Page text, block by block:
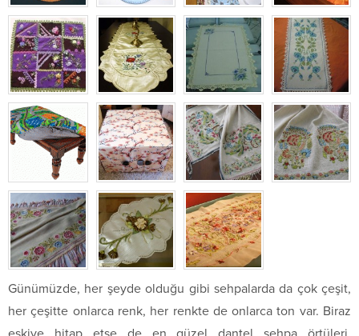
Günümüzde, her şeyde olduğu gibi sehpalarda da çok çeşit,
her çeşitte onlarca renk, her renkte de onlarca ton var. Biraz